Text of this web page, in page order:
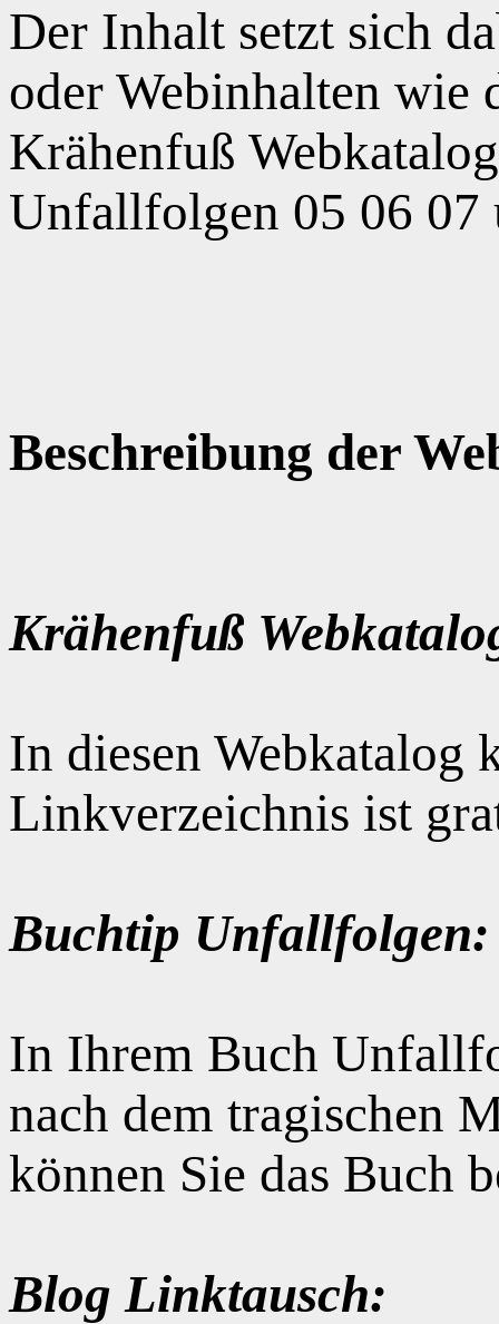
Der Inhalt setzt sich
oder Webinhalten wie
Krähenfuß
Unfallfolgen 05 06 07
Beschreibung der
Krähenfuß
In diesen Webkatalog
Linkverzeichnis ist
Buchtip Unfallfolgen:
In Ihrem Buch
nach dem tragischen
können Sie das Buch
Blog Linktausch: